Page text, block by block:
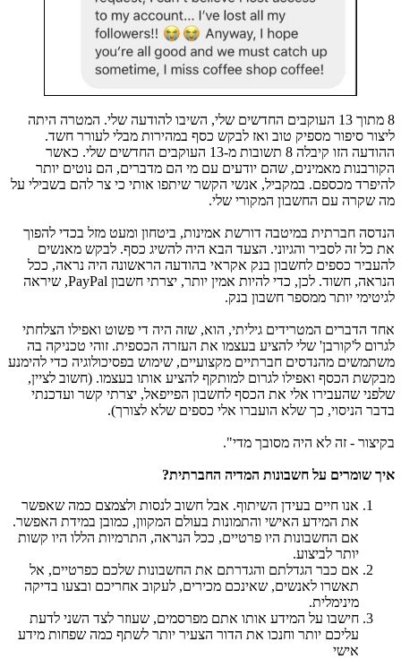
8 מתוך 13 העוקבים החדשים שלי, השיבו להודעה שלי. המטרה היתה
ליצור סיפור מספיק טוב ואז לבקש כסף במהירות מבלי לעורר חשד.
ההודעה הזו קיבלה 8 תשובות מ-13 העוקבים החדשים שלי. כאשר
הקורבנות מאמינים, שהם יודעים עם מי הם מדברים, הם נוטים יותר
להיפרד מכספם. במקביל, אנשי הקשר שיתפו אותי כי צר להם בשבילי על
מה שקרה עם החשבון המקורי שלי.
הנדסה חברתית במיטבה דורשת אמינות, ביטחון ומעט מזל בכדי להפוך
את כל זה לסביר והגיוני. הצעד הבא היה להשיג כסף. לבקש מאנשים
להעביר כספים לחשבון בנק אקראי בהודעה הראשונה היה נראה, ככל
הנראה, חשוד. לכן, כדי להיות אמין יותר, יצרתי חשבון PayPal, שיראה
לגיטימי יותר ממספר חשבון בנק.
אחד הדברים המטרידים גיליתי, הוא, שזה היה די פשוט ואפילו הצלחתי
לגרום ל'קורבן' שלי להציע בעצמו את העזרה הכספית. זוהי טכניקה בה
משתמשים מהנדסים חברתיים מקצועיים, שימוש בפסיכולוגיה כדי להימנע
מבקשת הכסף ואפילו לגרום למותקף להציע אותו בעצמו. (חשוב לציין,
שלפני שהעבירו אלי את הכסף לחשבון הפייפאל, יצרתי קשר ועדכנתי
בדבר הניסוי, כך שלא הועברו אלי כספים שלא לצורך).
בקיצור - זה לא היה מסובך מדי".
איך שומרים על חשבונות המדיה החברתית?
אנו חיים בעידן השיתוף. אבל חשוב לנסות ולצמצם כמה שאפשר
את המידע האישי והתמונות בעולם המקוון, כמובן במידת האפשר.
אם החשבונות היו פרטיים, ככל הנראה, התרמיות הללו היו קשות
יותר לביצוע.
אם כבר הגדלתם והגדרתם את החשבונות שלכם כפרטיים, אל
תאשרו לאנשים, שאינכם מכירים, לעקוב אחריכם ובצעו בדיקה
מינימלית.
חישבו על המידע אותו אתם מפרסמים, שעוזר לצד השני לדעת
עליכם יותר וחנכו את הדור הצעיר יותר לשתף כמה שפחות מידע
אישי